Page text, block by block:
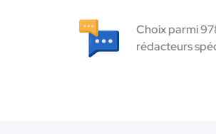
Choix parmi
rédacteurs